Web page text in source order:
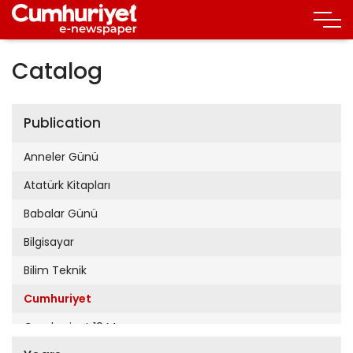
Catalog
Publication
Anneler Günü
Atatürk Kitapları
Babalar Günü
Bilgisayar
Bilim Teknik
Cumhuriyet
Cumhuriyet 19 Mayıs